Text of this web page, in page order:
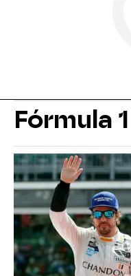
Fórmula 1